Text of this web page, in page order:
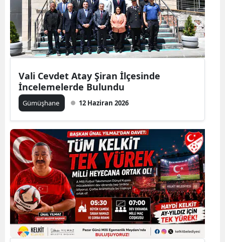
Manisa
Kahramanmaraş
Mardin
Muğla
Muş
Niğde
Ordu
Rize
Sakarya
Samsun
Siirt
Vali Cevdet Atay Şiran İlçesinde
İncelemelerde Bulundu
Gümüşhane 12 Haziran 2026